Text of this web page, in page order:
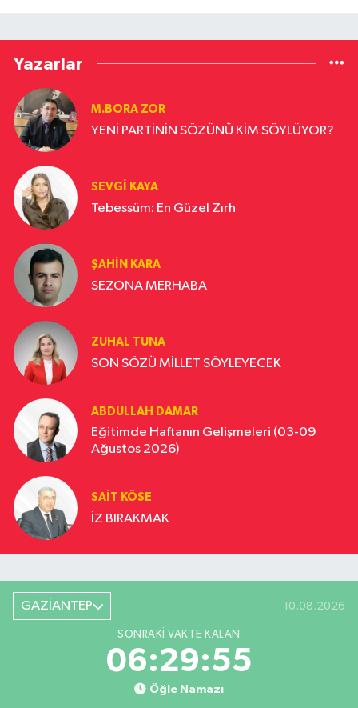
Yazarlar
M.BORA ZOR
YENİ PARTİNİN SÖZÜNÜ KİM SÖYLÜYOR?
SEVGI KAYA
Tebessüm: En Güzel Zırh
ŞAHIN KARA
SEZONA MERHABA
ZUHAL TUNA
SON SÖZÜ MİLLET SÖYLEYECEK
ABDULLAH DAMAR
Eğitimde Haftanın Gelişmeleri (03-09
Ağustos 2026)
SAIT KÖSE
İZ BIRAKMAK
GAZİANTEP 10.08.2026
SONRAKI VAKTE KALAN
06:29:54
Öğle Namazı